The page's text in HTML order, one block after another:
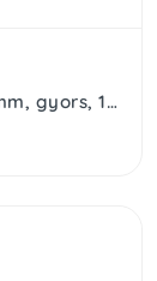
Home F100 MA biztosítékbetét, 5x20 mm, gyors, 100 mA